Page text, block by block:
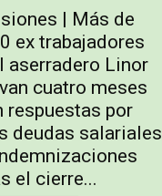
| Más de
ex trabajadores
aserradero Linor
cuatro meses
respuestas por
deudas salariales
el cierre...